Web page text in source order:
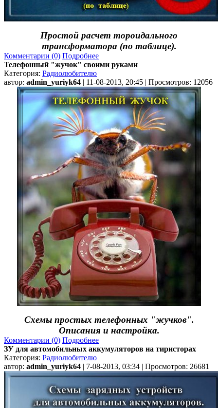
Простой расчет тороидального
трансформатора (по таблице).
Комментарии (0) Подробнее
Телефонный "жучок" своими руками
Категория: Радиолюбителю
автор: admin_yuriyk64 | 11-08-2013, 20:45 | Просмотров: 12056
Схемы простых телефонных "жучков".
Описания и настройка.
Комментарии (0) Подробнее
ЗУ для автомобильных аккумуляторов на тиристорах
Категория: Радиолюбителю
автор: admin_yuriyk64 | 7-08-2013, 03:34 | Просмотров: 26681